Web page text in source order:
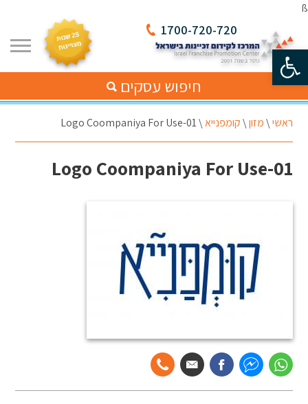
פתח סרגל נגישות
ß
1700-720-720
חיפוש עסקים
ראשי\מזון\קומפנייא\
Logo Coompaniya For Use-01
Logo Coompaniya For Use-01